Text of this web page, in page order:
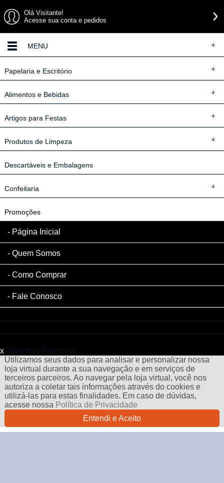
Olá Visitante!
Acesse sua conta e pedidos
MENU
Papelaria e Escritório
Alimentos e Bebidas
Artigos para Festas
Produtos de Limpeza
Descartáveis e Embalagens
Confeitaria
Promoções
Página Inicial
Quem Somos
Como Comprar
Fale Conosco
x Filtre sua Pesquisa:
Utilizamos seus dados para analisar e personalizar nossa
loja virtual durante a sua navegação e em serviços de
terceiros parceiros. Ao navegar pela loja virtual, você nos
autoriza a coletar tais informações através do cookies e
utilizá-las para estas finalidades. Em caso de dúvidas,
acesse nossa Política de Privacidade
Entendi e Aceito